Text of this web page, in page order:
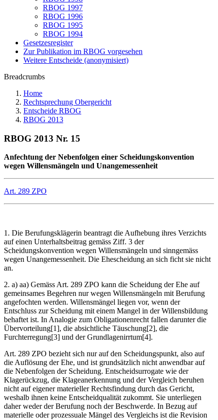
RBOG 1997
RBOG 1996
RBOG 1995
RBOG 1994
Gesetzesregister
Zur Publikation im RBOG vorgesehen
Weitere Entscheide (anonymisiert)
Breadcrumbs
Home
Rechtsprechung Obergericht
Entscheide RBOG
RBOG 2013
RBOG 2013 Nr. 15
Anfechtung der Nebenfolgen einer Scheidungskonvention
wegen Willensmängeln und Unangemessenheit
Art. 289 ZPO
1. Die Berufungsklägerin beantragt die Aufhebung ihres Verzichts
auf einen Unterhaltsbeitrag gemäss Ziff. 3 der
Scheidungskonvention wegen Willensmängeln und sinngemäss
wegen Unangemessenheit. Die Ehescheidung an sich ficht sie nicht
an.
2. a) aa) Gemäss Art. 289 ZPO kann die Scheidung der Ehe auf
gemeinsames Begehren nur wegen Willensmängeln mit Berufung
angefochten werden. Willensmängel liegen vor, wenn der
Entschluss zur Scheidung mit einem Mangel in der Willensbildung
behaftet ist. In Analogie zum Obligationenrecht fallen darunter die
Übervorteilung[1], die absichtliche Täuschung[2], die
Furchterregung[3] und der Grundlagenirrtum[4].
Art. 289 ZPO bezieht sich nur auf den Scheidungspunkt, also auf
die Auflösung der Ehe, und ist grundsätzlich nicht anwendbar auf
die Nebenfolgen der Scheidung. Entscheidsurrogate wie der
Klagerückzug, die Klageanerkennung und der Vergleich beruhen
nicht auf eigener materieller Rechtsfindung durch das Gericht,
weshalb ihnen keine Entscheidqualität zukommt. Sie unterliegen
daher weder der Berufung noch der Beschwerde. In Bezug auf
materielle oder prozessuale Mängel des Vergleichs ist die Revision